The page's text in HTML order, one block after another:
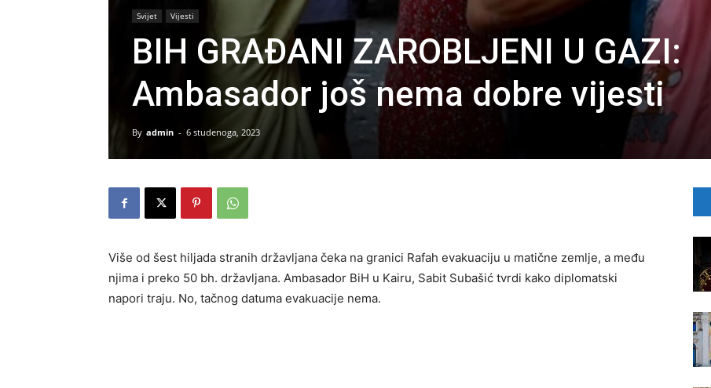
Svijet Vijesti
BIH GRAĐANI ZAROBLJENI U GAZI:
Ambasador još nema dobre vijesti
By admin - 6 studenoga, 2023
Više od šest hiljada stranih državljana čeka na granici Rafah evakuaciju u matične zemlje, a među
njima i preko 50 bh. državljana. Ambasador BiH u Kairu, Sabit Subašić tvrdi kako diplomatski
napori traju. No, tačnog datuma evakuacije nema.